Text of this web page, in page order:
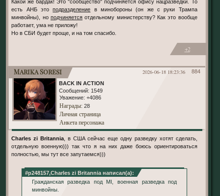
Какой же бардак! Это "сообщество" подчиняется офису нацразведки. То
есть АНБ этоподразделение в минобороны (он же с руки Трампа
минвойны), но подчиняетсяотдельному министерству? Как это вообще
работает, ума не приложу!
Но в СБИ будет проще, и на том спасибо.
+2
884
2026-06-18 18:23:36
Marika Soresi
BACK IN ACTION
Сообщений: 1549
Уважение: +4086
Награды: 28
Личная страница
Анкета персонажа
Charles zi Britannia, в США сейчас еще одну разведку хотят сделать,
отдельную военную))) так что я на них даже боюсь ориентироваться
полностью, мы тут все запутаемся)))
#p248157,Charles zi Britannia написал(а):
Гражданская разведка под MI, военная разведка под
минвойны.